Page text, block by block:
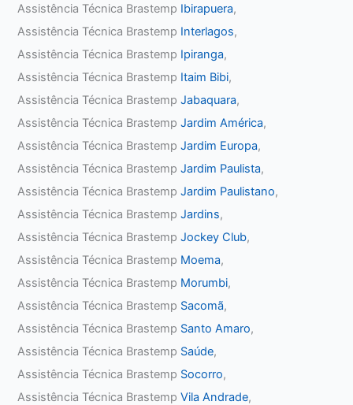
Assistência Técnica Brastemp Ibirapuera,
Assistência Técnica Brastemp Interlagos,
Assistência Técnica Brastemp Ipiranga,
Assistência Técnica Brastemp Itaim Bibi,
Assistência Técnica BrastempJabaquara,
Assistência Técnica BrastempJardim América,
Assistência Técnica BrastempJardim Europa,
Assistência Técnica BrastempJardim Paulista,
Assistência Técnica BrastempJardim Paulistano,
Assistência Técnica BrastempJardins,
Assistência Técnica BrastempJockey Club,
Assistência Técnica Brastemp Moema,
Assistência Técnica Brastemp Morumbi,
Assistência Técnica Brastemp Sacomã,
Assistência Técnica Brastemp Santo Amaro,
Assistência Técnica Brastemp Saúde,
Assistência Técnica Brastemp Socorro,
Assistência Técnica BrastempVila Andrade,